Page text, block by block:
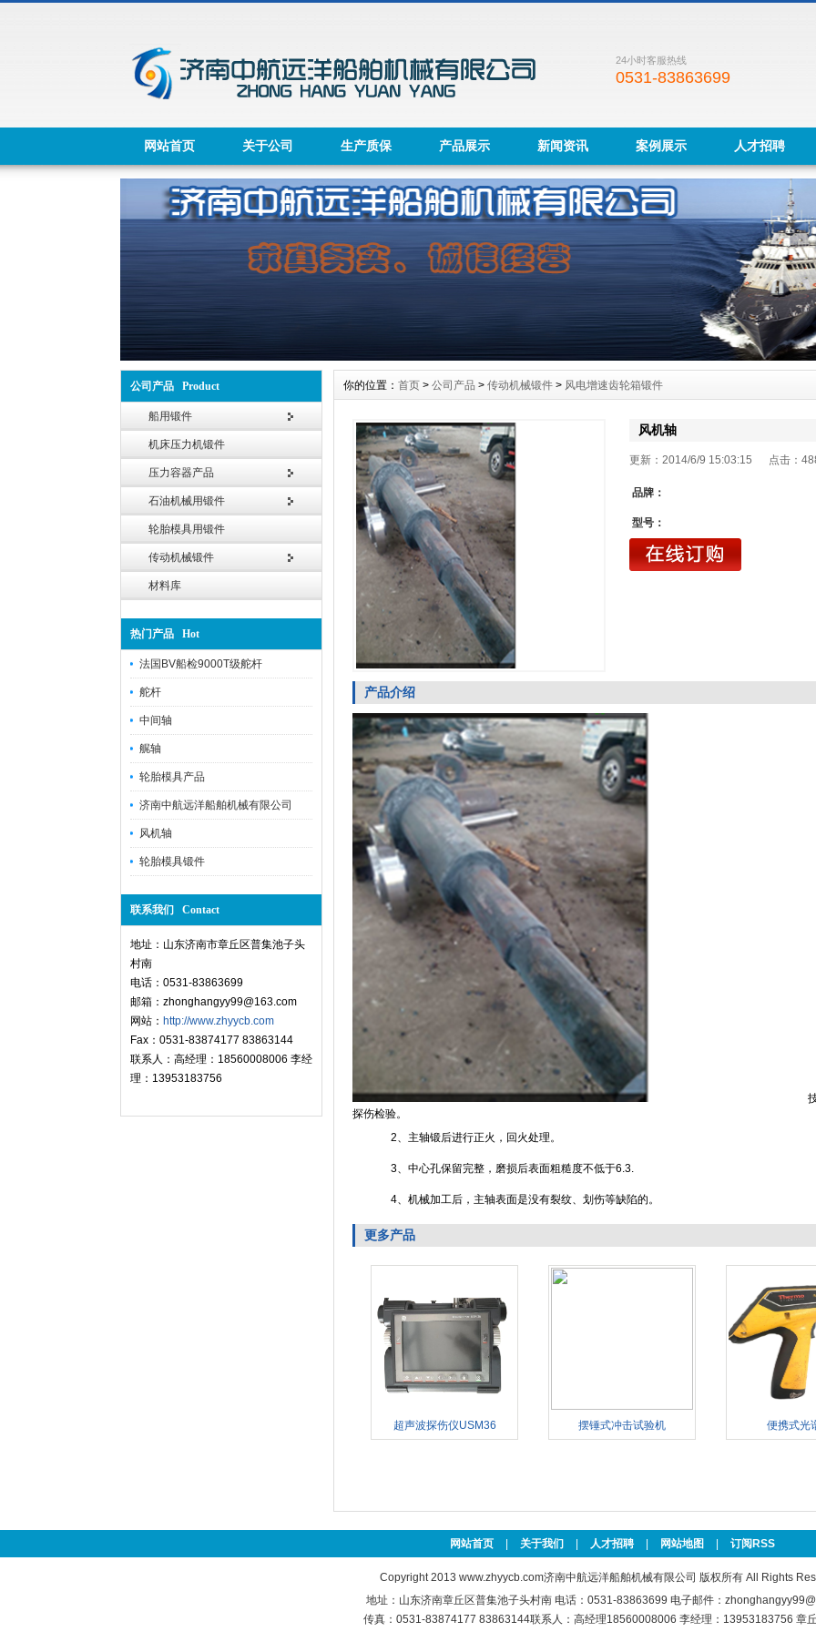
24小时客服热线
0531-83863699
网站首页 关于公司 生产质保 产品展示 新闻资讯 案例展示 人才招聘
公司产品 Product
船用锻件
机床压力机锻件
压力容器产品
石油机械用锻件
轮胎模具用锻件
传动机械锻件
材料库
热门产品 Hot
法国BV船检9000T级舵杆
舵杆
中间轴
艉轴
轮胎模具产品
济南中航远洋船舶机械有限公司
风机轴
轮胎模具锻件
联系我们 Contact
地址：山东济南市章丘区普集池子头
村南
电话：0531-83863699
邮箱：zhonghangyy99@163.com
网站： http://www.zhyycb.com
Fax：0531-83874177 83863144
联系人：高经理：18560008006 李经
理：13953183756
你的位置： 首页 > 公司产品 > 传动机械锻件 > 风电增速齿轮箱锻件
风机轴
更新：2014/6/9 15:03:15 点击：
品牌：
型号：
产品介绍
探伤检验。
2、主轴锻后进行正火，回火处理。
3、中心孔保留完整，磨损后表面粗糙度不低于6.3.
4、机械加工后，主轴表面是没有裂纹、划伤等缺陷的。
更多产品
超声波探伤仪USM36 摆锤式冲击试验机 便携式光
网站首页 关于我们 人才招聘 网站地图 订阅RSS
Copyright 2013 www.zhyycb.com济南中航远洋船舶机械有限公司 版权所有 All Rights
地址：山东济南章丘区普集池子头村南 电话：0531-83863699 电子邮件：
传真：0531-83874177 83863144联系人：高经理18560008006 李经理：13953183756 章